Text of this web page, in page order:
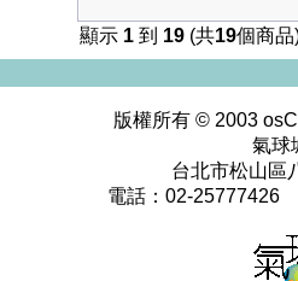
顯示 1 到 19 (共19個商品
版權所有 © 2003
氣球
台北市松山區
電話：02-25777426